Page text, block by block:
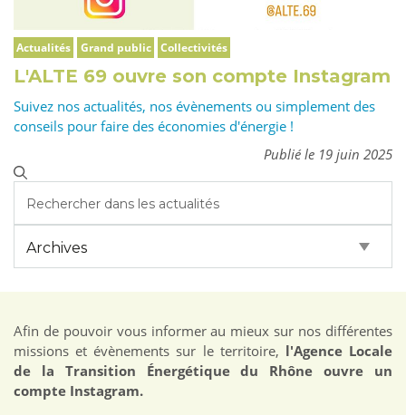
Actualités Grand public Collectivités
L'ALTE 69 ouvre son compte Instagram
Suivez nos actualités, nos évènements ou simplement des
conseils pour faire des économies d'énergie !
Publié le 19 juin 2025
Afin de pouvoir vous informer au mieux sur nos différentes
missions et évènements sur le territoire, l'Agence Locale
de la Transition Énergétique du Rhône ouvre un
compte Instagram.